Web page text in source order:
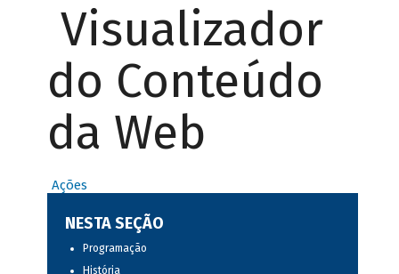
Visualizador
do Conteúdo
da Web
Ações
NESTA SEÇÃO
Programação
História